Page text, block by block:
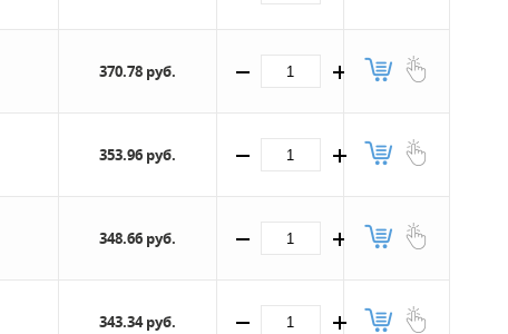
370.78 руб.
353.96 руб.
348.66 руб.
343.34 руб.